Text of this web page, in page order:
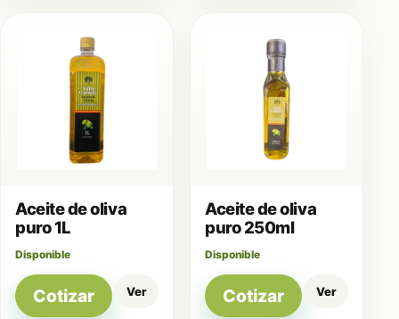
Aceite de oliva
puro 1L
Disponible
Cotizar Ver
Aceite de oliva
puro 250ml
Disponible
Cotizar Ver